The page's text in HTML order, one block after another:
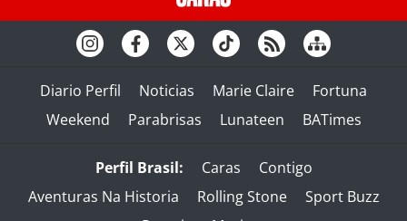
Diario Perfil Noticias Marie Claire
Fortuna
Weekend
Parabrisas Lunateen BATimes
Perfil Brasil: Caras
Contigo
Aventuras Na Historia
Rolling Stone
Sport Buzz